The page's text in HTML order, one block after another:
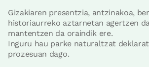
Gizakiaren presentzia, antzinakoa,
historiaurreko aztarnetan agertzen
mantentzen da oraindik ere.
Inguru hau parke naturaltzat
prozesuan dago.